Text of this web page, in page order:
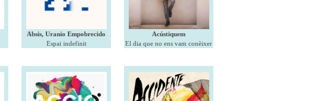
Absis, Uranio Empobrecido
Espai indefinit
Acústiquem
El dia que no ens vam conèixer